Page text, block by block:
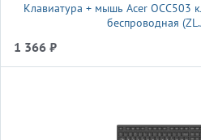
Клавиатура + мышь Acer OCC503
беспроводная
1 366 ₽